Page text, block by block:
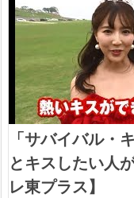
「サバイバル・
とキスしたい人
レ東プラス】